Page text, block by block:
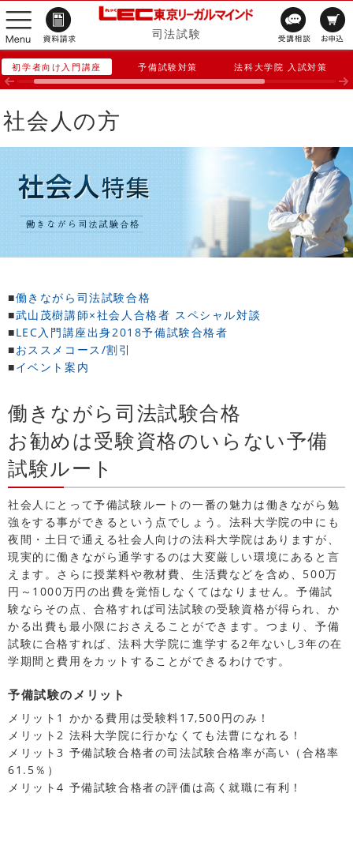
司法試験
初学者向け入門講座 予備試験対策 法科大学院 入試対策
社会人の方
■働きながら司法試験合格
■武山茂樹講師×社会人合格者 スペシャル対談
■LEC入門講座出身2018予備試験合格者
■おススメコース/割引
■イベント案内
働きながら司法試験合格
お勧めは受験資格のいらない予備
試験ルート
社会人にとって予備試験ルートの一番の魅力は働きながら勉
強をする事ができるという点でしょう。法科大学院の中にも
夜間・土日で通える社会人向けの法科大学院はありますが、
現実的に働きながら通学するのは大変厳しい環境にあると言
えます。さらに授業料や教材費、生活費などを含め、500万
円～1000万円の出費を覚悟しなくてはなりません。予備試
験ならその点、合格すれば司法試験の受験資格が得られ、か
かる出費も最小限におさえることができます。つまり、予備
試験に合格すれば、法科大学院に進学する2年ないし3年の在
学期間と費用をカットすることができるわけです。
予備試験のメリット
メリット1 かかる費用は受験料17,500円のみ！
メリット2 法科大学院に行かなくても法曹になれる！
メリット3 予備試験合格者の司法試験合格率が高い（合格率
61.5％）
メリット4 予備試験合格者の評価は高く就職に有利！